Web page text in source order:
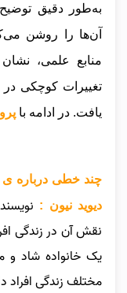
به‌طور دقیق
آن‌ها را روشن
منابع علمی،
تغییرات کوچکی در
یافت. در ادامه با
دیوید نیون :
نقش آن در زندگی
یک خانواده شاد و
مختلف زندگی افراد